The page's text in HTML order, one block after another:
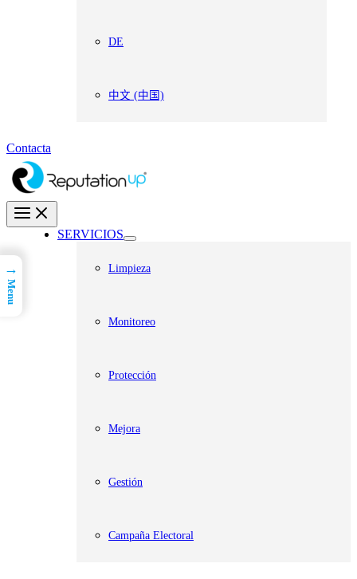
DE
中文 (中国)
Contacta
SERVICIOS
Limpieza
Monitoreo
Protección
Mejora
Gestión
Campaña Electoral
→
Menu